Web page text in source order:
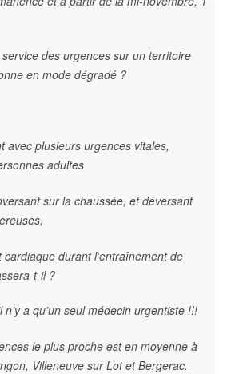
service des urgences sur un territoire
en mode dégradé ?
avec plusieurs urgences vitales,
adultes
sur la chaussée, et déversant
durant l’entraînement de
t-il ?
a qu’un seul médecin urgentiste !!!
le plus proche est en moyenne à
Villeneuve sur Lot et Bergerac.